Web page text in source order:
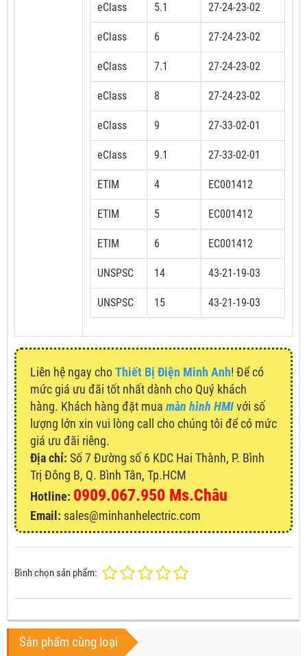
eClass 5.1 27-24-23-02
eClass 6 27-24-23-02
eClass 7.1 27-24-23-02
eClass 8 27-24-23-02
eClass 9 27-33-02-01
eClass 9.1 27-33-02-01
ETIM 4 EC001412
ETIM 5 EC001412
ETIM 6 EC001412
UNSPSC 14 43-21-19-03
UNSPSC 15 43-21-19-03
Liên hệ ngay choThiết Bị Điện Minh Anh! Để có
mức giá ưu đãi tốt nhất dành cho Quý khách
hàng. Khách hàng đặt mua màn hình HMIvới số
lượng lớn xin vui lòng call cho chúng tôi để có mức
giá ưu đãi riêng.
Địa chỉ: Số 7 Đường số 6 KDC Hai Thành, P. Bình
Trị Đông B, Q. Bình Tân, Tp.HCM
Hotline: 0909.067.950 Ms.Châu
Email: sales@minhanhelectric.com
Bình chọn sản phẩm:
Sản phẩm cùng loại